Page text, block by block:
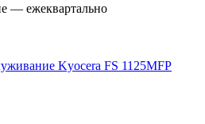
— ежеквартально
Kyocera FS 1125MFP